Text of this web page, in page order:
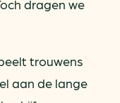
dragen we
trouwens
aan de lange